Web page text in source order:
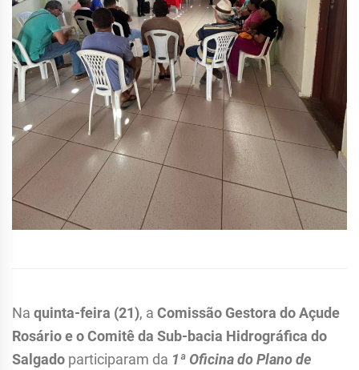
Na quinta-feira (21), a Comissão Gestora do Açude
Rosário e o Comitê da Sub-bacia Hidrográfica do
Salgado participaram da 1ª Oficina do Plano de